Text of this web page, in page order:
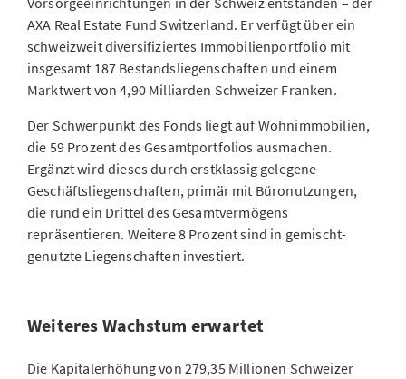
AXA Real Estate Fund Switzerland. Er verfügt über ein
schweizweit diversifiziertes Immobilienportfolio mit
insgesamt 187 Bestandsliegenschaften und einem
Marktwert von 4,90 Milliarden Schweizer Franken.
Der Schwerpunkt des Fonds liegt auf Wohnimmobilien,
die 59 Prozent des Gesamtportfolios ausmachen.
Ergänzt wird dieses durch erstklassig gelegene
Geschäftsliegenschaften, primär mit Büronutzungen,
die rund ein Drittel des Gesamtvermögens
repräsentieren. Weitere 8 Prozent sind in gemischt-
genutzte Liegenschaften investiert.
Weiteres Wachstum erwartet
Die Kapitalerhöhung von 279,35 Millionen Schweizer